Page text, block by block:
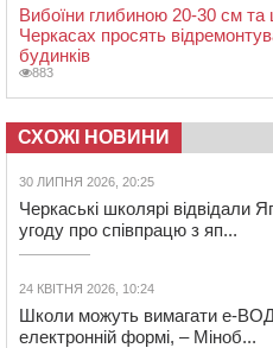
Вибоїни глибиною 20-30 см
Черкасах просять
будинків
883
СХОЖІ НОВИНИ
30 ЛИПНЯ 2026, 20:25
Черкаські школярі
угоду про співпрацю з яп...
24 КВІТНЯ 2026, 10:24
Школи можуть вимагати е-ВОД
електронній формі, – Міноб...